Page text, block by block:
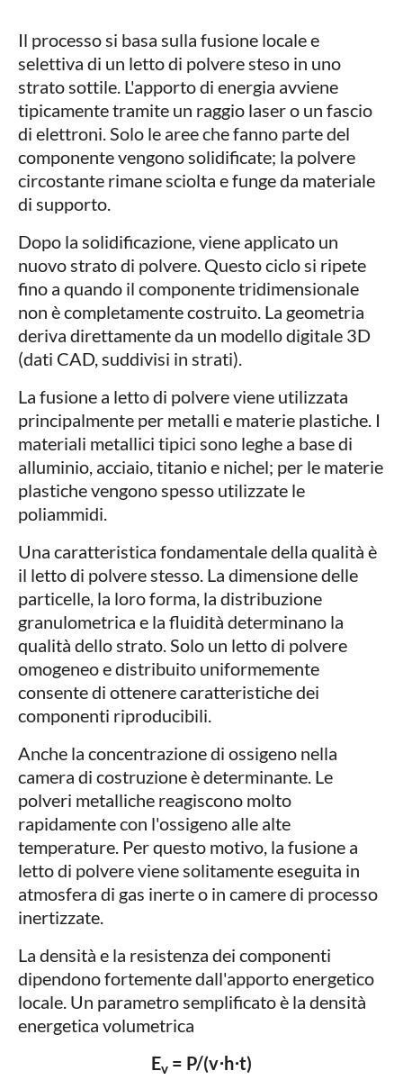
Il processo si basa sulla fusione locale e
selettiva di un letto di polvere steso in uno
strato sottile. L'apporto di energia avviene
tipicamente tramite un raggio laser o un fascio
di elettroni. Solo le aree che fanno parte del
componente vengono solidificate; la polvere
circostante rimane sciolta e funge da materiale
di supporto.
Dopo la solidificazione, viene applicato un
nuovo strato di polvere. Questo ciclo si ripete
fino a quando il componente tridimensionale
non è completamente costruito. La geometria
deriva direttamente da un modello digitale 3D
(dati CAD, suddivisi in strati).
La fusione a letto di polvere viene utilizzata
principalmente per metalli e materie plastiche. I
materiali metallici tipici sono leghe a base di
alluminio, acciaio, titanio e nichel; per le materie
plastiche vengono spesso utilizzate le
poliammidi.
Una caratteristica fondamentale della qualità è
il letto di polvere stesso. La dimensione delle
particelle, la loro forma, la distribuzione
granulometrica e la fluidità determinano la
qualità dello strato. Solo un letto di polvere
omogeneo e distribuito uniformemente
consente di ottenere caratteristiche dei
componenti riproducibili.
Anche la concentrazione di ossigeno nella
camera di costruzione è determinante. Le
polveri metalliche reagiscono molto
rapidamente con l'ossigeno alle alte
temperature. Per questo motivo, la fusione a
letto di polvere viene solitamente eseguita in
atmosfera di gas inerte o in camere di processo
inertizzate.
La densità e la resistenza dei componenti
dipendono fortemente dall'apporto energetico
locale. Un parametro semplificato è la densità
energetica volumetrica
Ev = P/(v⋅h⋅t)